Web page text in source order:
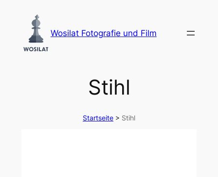
springen
Wosilat Fotografie und Film
Stihl
Startseite > Stihl